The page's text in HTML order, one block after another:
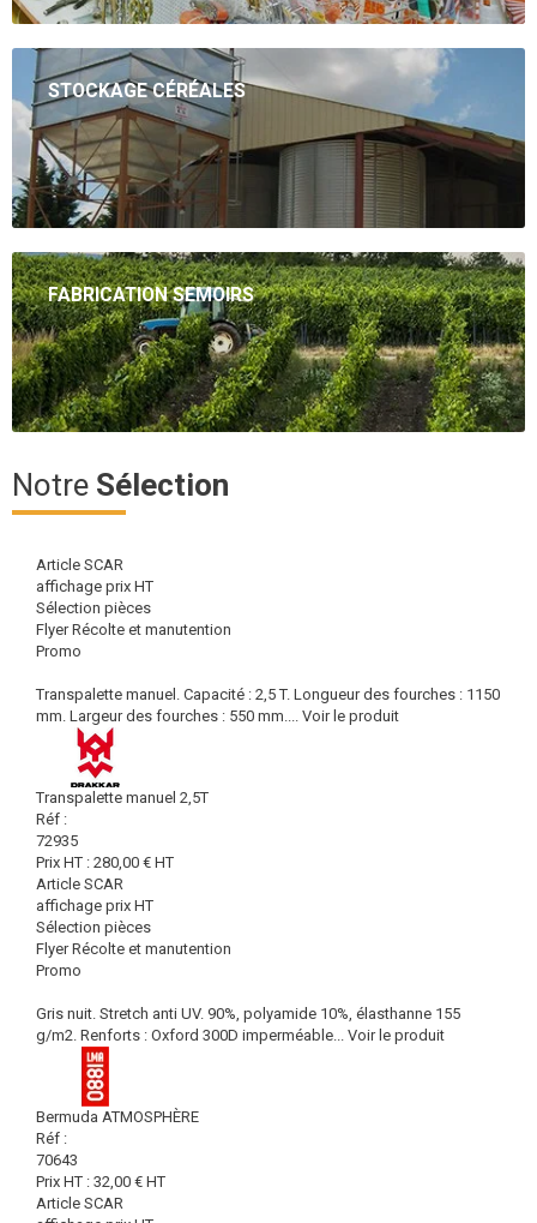
STOCKAGE CÉRÉALES
Conception, fabrication, fourniture, mise en oeuvre de matériel
de stockage, maintenance, dépannage, mise en conformité.
FABRICATION SEMOIRS
Concepteur et constructeur de semoir à enherber les vignes de
largeur variant de 0.40m à 1.50m.
Notre Sélection
Article SCAR
affichage prix HT
Sélection pièces
Flyer Récolte et manutention
Promo
Transpalette manuel. Capacité : 2,5 T. Longueur des fourches : 1150
mm. Largeur des fourches : 550 mm.... Voir le produit
Transpalette manuel 2,5T
Réf :
72935
Prix HT : 280,00 € HT
Article SCAR
affichage prix HT
Sélection pièces
Flyer Récolte et manutention
Promo
Gris nuit. Stretch anti UV. 90%, polyamide 10%, élasthanne 155
g/m2. Renforts : Oxford 300D imperméable... Voir le produit
Bermuda ATMOSPHÈRE
Réf :
70643
Prix HT : 32,00 € HT
Article SCAR